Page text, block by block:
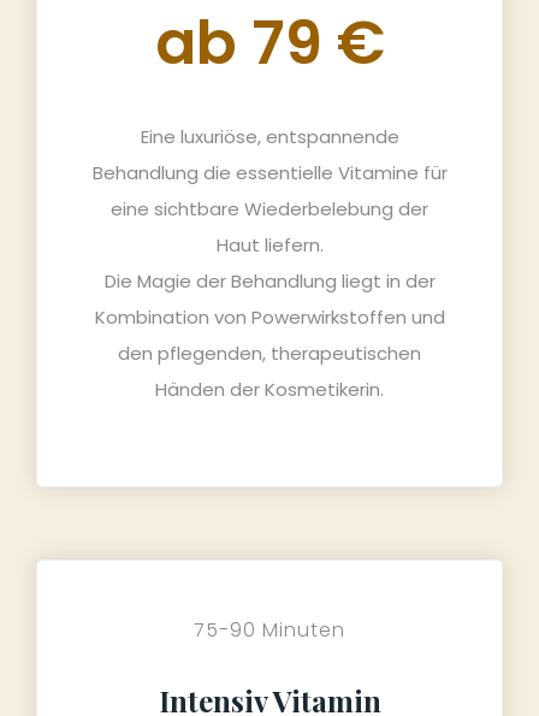
ab 79 €
Eine luxuriöse, entspannende
Behandlung die essentielle Vitamine für
eine sichtbare Wiederbelebung der
Haut liefern.
Die Magie der Behandlung liegt in der
Kombination von Powerwirkstoffen und
den pflegenden, therapeutischen
Händen der Kosmetikerin.
75-90 Minuten
Intensiv Vitamin